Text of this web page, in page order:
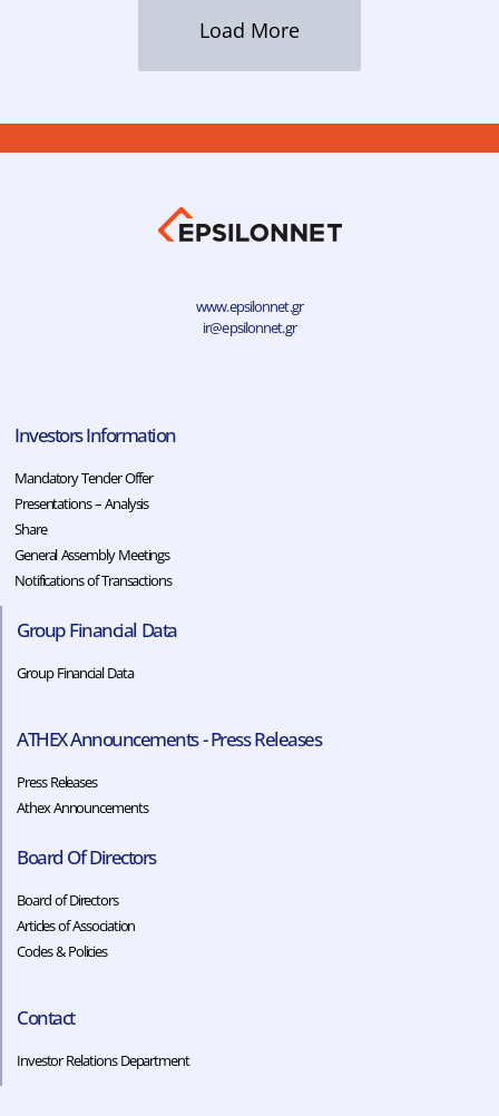
Load More
www.epsilonnet.gr
ir@epsilonnet.gr
Investors Information
Mandatory Tender Offer
Presentations – Analysis
Share
General Assembly Meetings
Notifications of Transactions
Group Financial Data
Group Financial Data
ATHEX Announcements - Press Releases
Press Releases
Athex Announcements
Board Of Directors
Board of Directors
Articles of Association
Codes & Policies​​
Contact
Investor Relations Department